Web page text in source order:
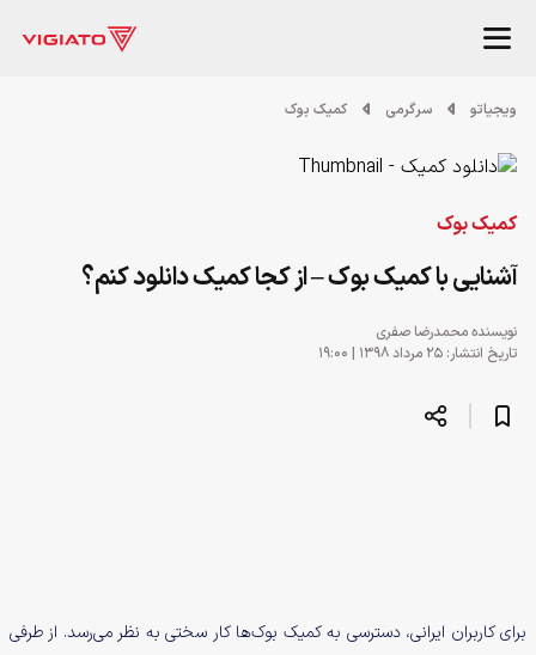
ویجیاتو سرگرمی کمیک بوک
کمیک بوک
آشنایی با کمیک بوک – از کجا کمیک دانلود کنم؟
نویسندهمحمدرضا صفری
تاریخ انتشار: ۲۵ مرداد ۱۳۹۸ | ۱۹:۰۰
برای کاربران ایرانی، دسترسی به کمیک بوک‌ها کار سختی به نظر می‌رسد. از طرفی